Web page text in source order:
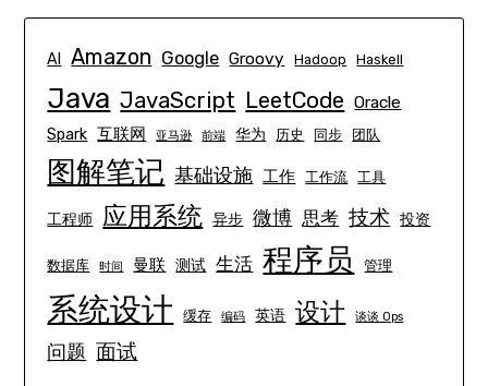
AI Amazon Google Groovy Hadoop Haskell
Java JavaScript LeetCode Oracle
Spark 互联网 亚马逊 前端 华为 历史 同步 团队
图解笔记 基础设施 工作 工作流 工具
工程师 应用系统 异步 微博 思考 技术 投资
数据库 时间 曼联 测试 生活 程序员 管理
系统设计 缓存 编码 英语 设计 谈谈 Ops
问题 面试